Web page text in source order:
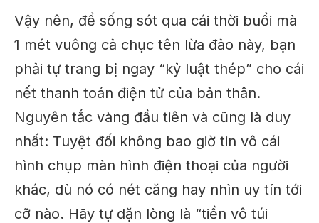
Vậy nên, để sống sót qua cái thời buổi mà
1 mét vuông cả chục tên lừa đảo này, bạn
phải tự trang bị ngay “kỷ luật thép” cho cái
nết thanh toán điện tử của bản thân.
Nguyên tắc vàng đầu tiên và cũng là duy
nhất: Tuyệt đối không bao giờ tin vô cái
hình chụp màn hình điện thoại của người
khác, dù nó có nét căng hay nhìn uy tín tới
cỡ nào. Hãy tự dặn lòng là “tiền vô túi